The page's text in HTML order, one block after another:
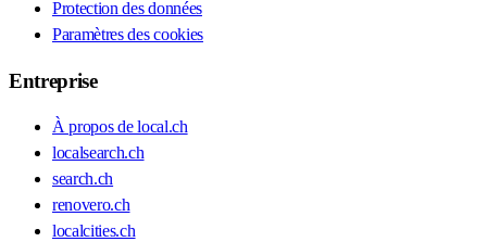
Protection des données
Paramètres des cookies
Entreprise
À propos de local.ch
localsearch.ch
search.ch
renovero.ch
localcities.ch